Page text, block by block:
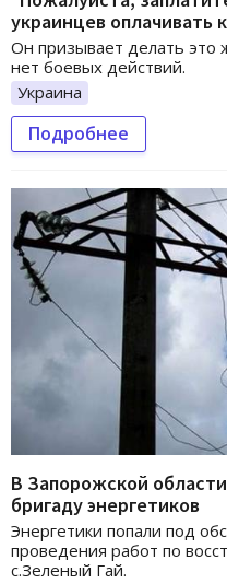
украинцев оплачивать
Он призывает делать это
нет боевых действий.
Украина
Подробнее
В Запорожской
бригаду энергетиков
Энергетики попали под
проведения работ по
с.Зеленый Гай.